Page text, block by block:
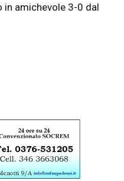
in amichevole 3-0 dal